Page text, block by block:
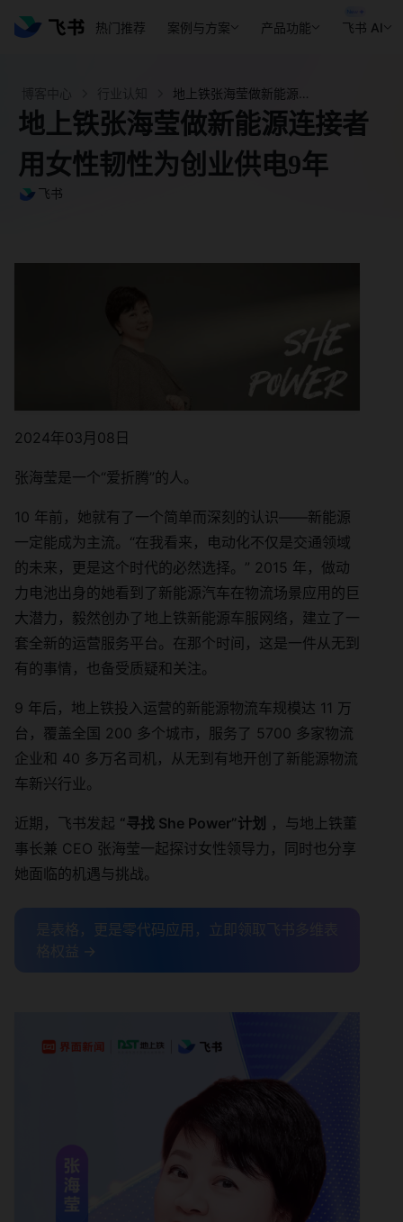
热门推荐 案例与方案 产品功能 飞书 AI
地上铁张海莹做新能源连接者
用女性韧性为创业供电9年
飞书
2024年03月08日
张海莹是一个“爱折腾”的人。
10 年前，她就有了一个简单而深刻的认识——新能源
一定能成为主流。“在我看来，电动化不仅是交通领域
的未来，更是这个时代的必然选择。” 2015 年，做动
力电池出身的她看到了新能源汽车在物流场景应用的巨
大潜力，毅然创办了地上铁新能源车服网络，建立了一
套全新的运营服务平台。在那个时间，这是一件从无到
有的事情，也备受质疑和关注。
9 年后，地上铁投入运营的新能源物流车规模达 11 万
台，覆盖全国 200 多个城市，服务了 5700 多家物流
企业和 40 多万名司机，从无到有地开创了新能源物流
车新兴行业。
近期，飞书发起 “寻找 She Power”计划 ，与地上铁董
事长兼 CEO 张海莹一起探讨女性领导力，同时也分享
她面临的机遇与挑战。
是表格，更是零代码应用，立即领取飞书多维表
格权益 →